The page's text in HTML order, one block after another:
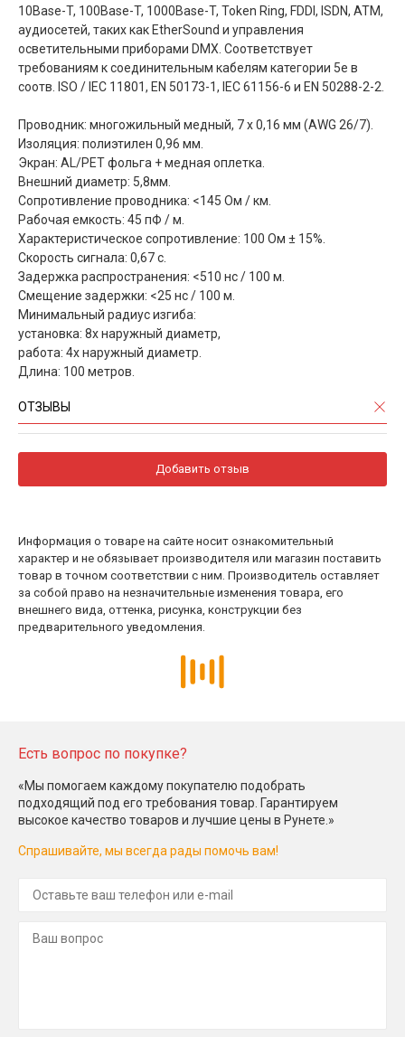
10Base-T, 100Base-T, 1000Base-T, Token Ring, FDDI, ISDN, ATM,
аудиосетей, таких как EtherSound и управления
осветительными приборами DMX. Соответствует
требованиям к соединительным кабелям категории 5е в
соотв. ISO / IEC 11801, EN 50173-1, IEC 61156-6 и EN 50288-2-2.
Проводник: многожильный медный, 7 х 0,16 мм (AWG 26/7).
Изоляция: полиэтилен 0,96 мм.
Экран: AL/PET фольга + медная оплетка.
Внешний диаметр: 5,8мм.
Сопротивление проводника: <145 Ом / км.
Рабочая емкость: 45 пФ / м.
Характеристическое сопротивление: 100 Ом ± 15%.
Скорость сигнала: 0,67 с.
Задержка распространения: <510 нс / 100 м.
Смещение задержки: <25 нс / 100 м.
Минимальный радиус изгиба:
установка: 8x наружный диаметр,
работа: 4х наружный диаметр.
Длина: 100 метров.
ОТЗЫВЫ
Добавить отзыв
Информация о товаре на сайте носит ознакомительный
характер и не обязывает производителя или магазин поставить
товар в точном соответствии с ним. Производитель оставляет
за собой право на незначительные изменения товара, его
внешнего вида, оттенка, рисунка, конструкции без
предварительного уведомления.
Есть вопрос по покупке?
«Мы помогаем каждому покупателю подобрать
подходящий под его требования товар. Гарантируем
высокое качество товаров и лучшие цены в Рунете.»
Спрашивайте, мы всегда рады помочь вам!